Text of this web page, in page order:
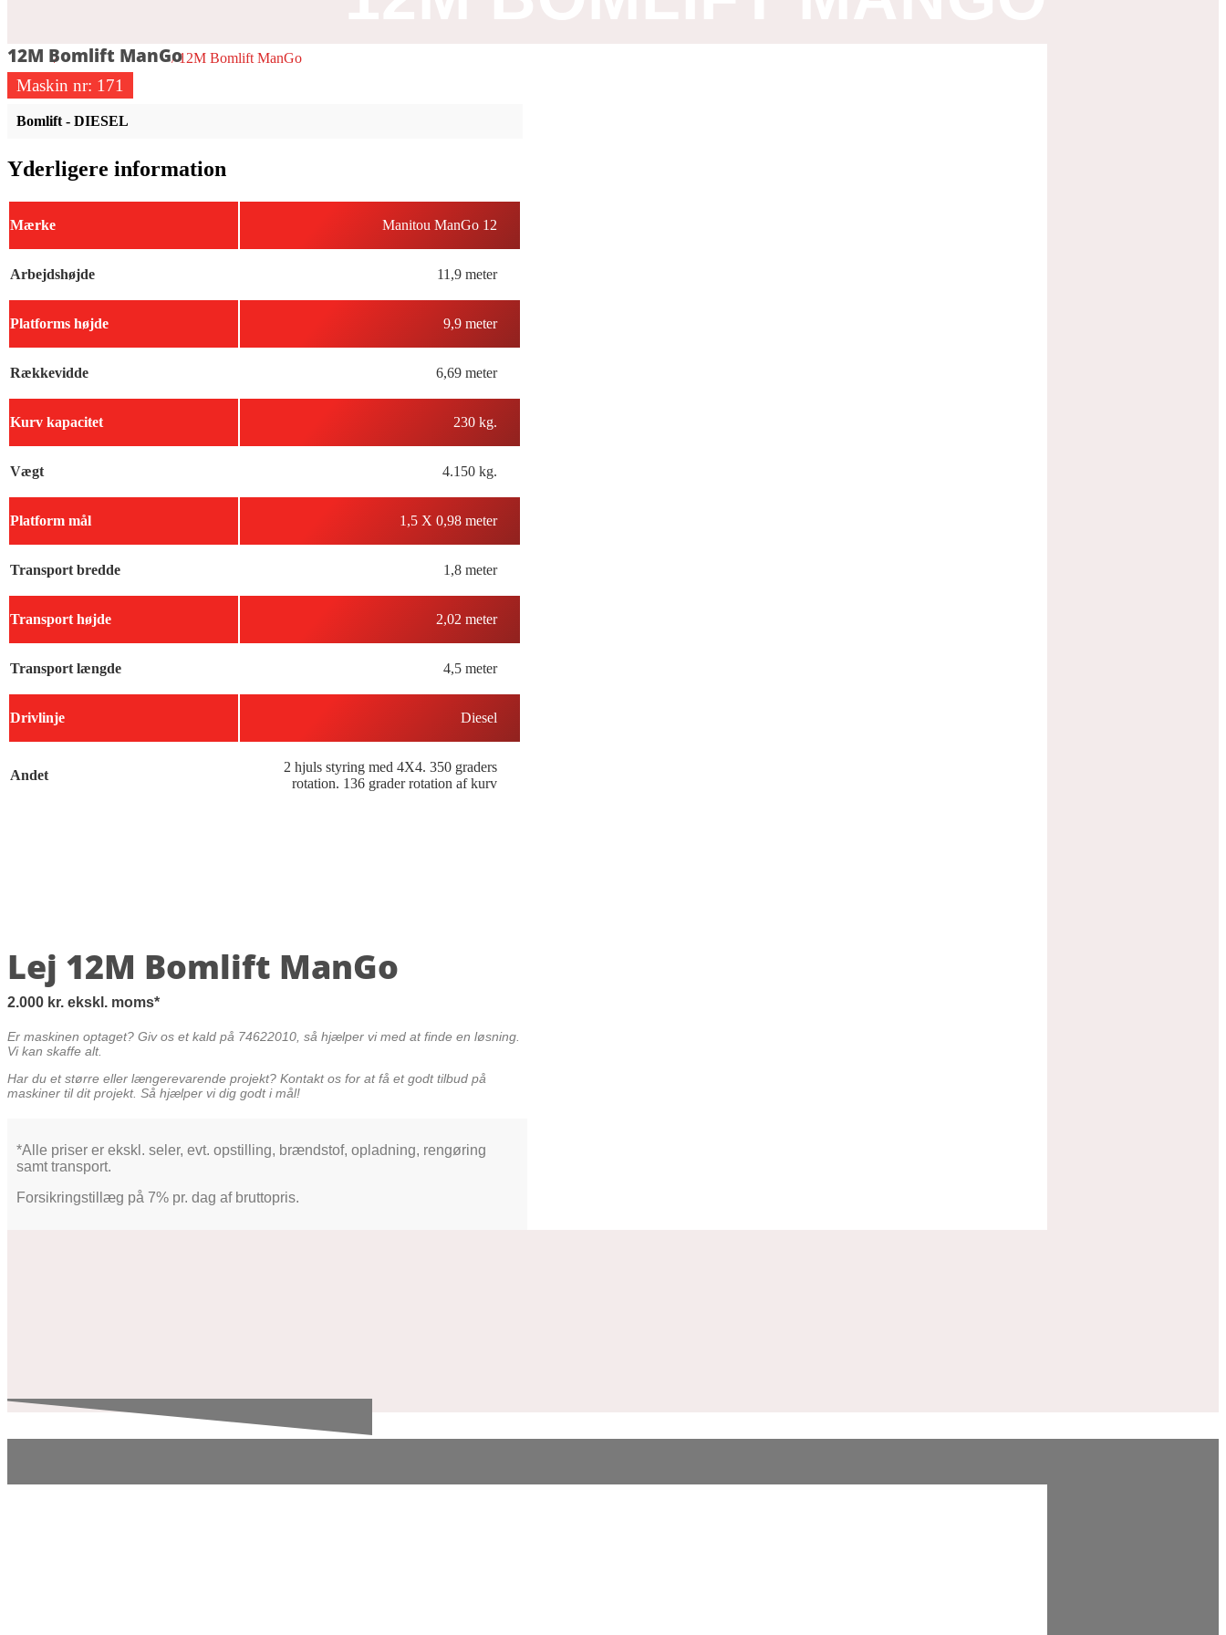
Forside /Bomlift - DIESEL/ 12M Bomlift ManGo
12M Bomlift ManGo
Maskin nr: 171
Bomlift - DIESEL
Yderligere information
Mærke Manitou ManGo 12
Arbejdshøjde 11,9 meter
Platforms højde 9,9 meter
Rækkevidde 6,69 meter
Kurv kapacitet 230 kg.
Vægt 4.150 kg.
Platform mål 1,5 X 0,98 meter
Transport bredde 1,8 meter
Transport højde 2,02 meter
Transport længde 4,5 meter
Drivlinje Diesel
Andet
2 hjuls styring med 4X4. 350 graders
rotation. 136 grader rotation af kurv
Lej 12M Bomlift ManGo
2.000 kr. ekskl. moms
Er maskinen optaget? Giv os et kald på 74622010, så hjælper vi med at finde en løsning.
Vi kan skaffe alt.
Har du et større eller længerevarende projekt? Kontakt os for at få et godt tilbud på
maskiner til dit projekt. Så hjælper vi dig godt i mål!
*Alle priser er ekskl. seler, evt. opstilling, brændstof, opladning, rengøring
samt transport.
Forsikringstillæg på 7% pr. dag af bruttopris.